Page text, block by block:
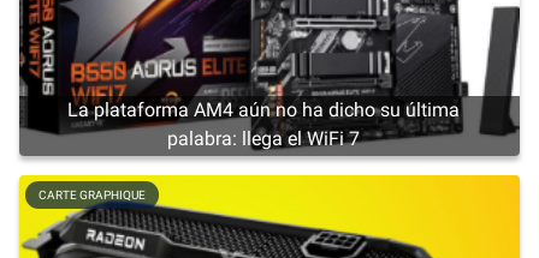
La plataforma AM4 aún no ha dicho su última
palabra: llega el WiFi 7
CARTE GRAPHIQUE